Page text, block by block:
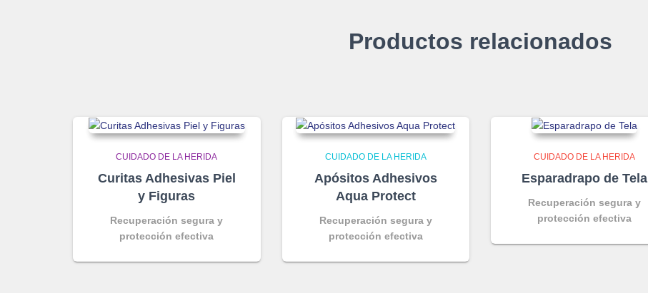
Productos relacionados
CUIDADO DE LA HERIDA
Curitas Adhesivas Piel
y Figuras
Recuperación segura y
protección efectiva
CUIDADO DE LA HERIDA
Apósitos Adhesivos
Aqua Protect
Recuperación segura y
protección efectiva
CUIDADO DE LA HERIDA
Esparadrapo de Tela
Recuperación segura y
protección efectiva